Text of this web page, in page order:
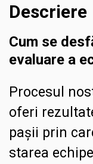
Descriere
Cum se
evaluare a
Procesul
oferi
pașii prin
starea